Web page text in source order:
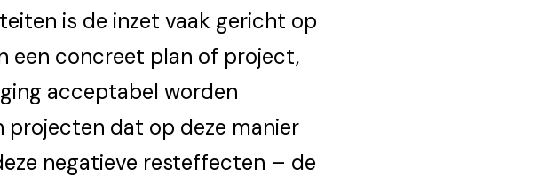
is de inzet vaak gericht op
een concreet plan of project,
acceptabel worden
projecten dat op deze manier
negatieve resteffecten – de